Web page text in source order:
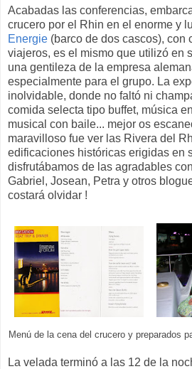
Acabadas las conferencias,
crucero por el Rhin en el enorme y
Energie (barco de dos cascos), con
viajeros, es el mismo que utilizó en
una gentileza de la empresa
especialmente para el grupo. La
inolvidable, donde no faltó ni
comida selecta tipo buffet, música
musical con baile... mejor os
maravilloso fue ver las Rivera del
edificaciones históricas erigidas en
disfrutábamos de las agradables
Gabriel, Josean, Petra y otros
costará olvidar !
Menú de la cena del crucero y preparados
La velada terminó a las 12 de la